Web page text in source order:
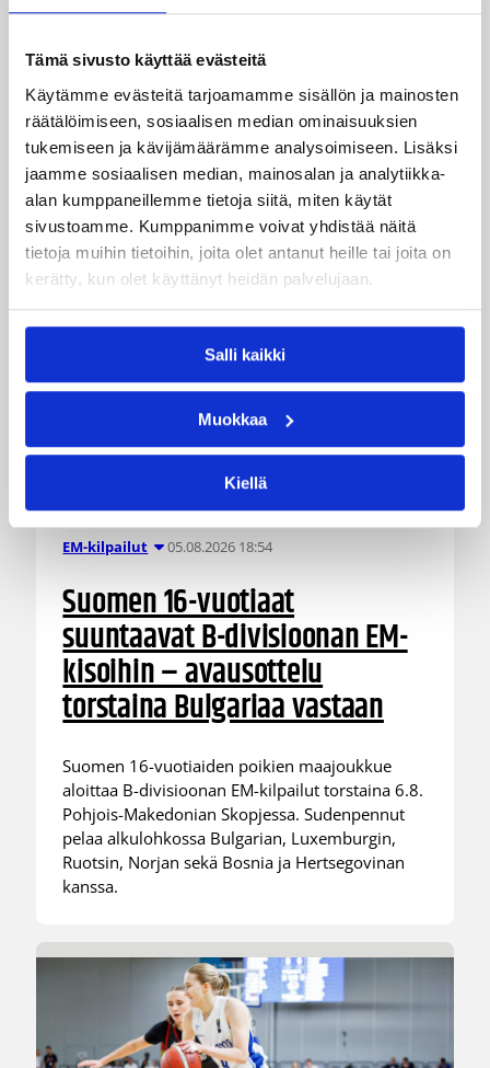
Tämä sivusto käyttää evästeitä
Käytämme evästeitä tarjoamamme sisällön ja mainosten
räätälöimiseen, sosiaalisen median ominaisuuksien
tukemiseen ja kävijämäärämme analysoimiseen. Lisäksi
jaamme sosiaalisen median, mainosalan ja analytiikka-
alan kumppaneillemme tietoja siitä, miten käytät
sivustoamme. Kumppanimme voivat yhdistää näitä
tietoja muihin tietoihin, joita olet antanut heille tai joita on
kerätty, kun olet käyttänyt heidän palvelujaan.
Salli kaikki
Muokkaa
Kiellä
Suomen 15-vuotiaiden tyttöjen maajoukkue
jatkoi voittokulkuaan Lohjalla pelattavassa
Nordic Open -turnauksessa kaatamalla Islannin
vakuuttavasti 70–47. Sudenpennut kohtaa
huomenna turnauksen päätösottelussa Latvian
klo 15.
EM-kilpailut 05.08.2026 18:54
Suomen 16-vuotiaat
suuntaavat B-divisioonan EM-
kisoihin – avausottelu
torstaina Bulgariaa vastaan
Suomen 16-vuotiaiden poikien maajoukkue
aloittaa B-divisioonan EM-kilpailut torstaina 6.8.
Pohjois-Makedonian Skopjessa. Sudenpennut
pelaa alkulohkossa Bulgarian, Luxemburgin,
Ruotsin, Norjan sekä Bosnia ja Hertsegovinan
kanssa.